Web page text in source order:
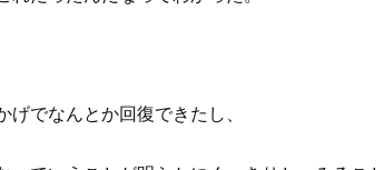
でなんとか回復できたし、